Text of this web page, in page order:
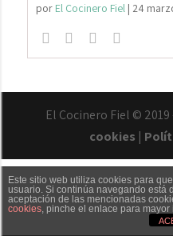
por El Cocinero Fiel| 24
El Cocinero Fiel ©
cookies |
Txaber Allué
Este sitio web utiliza cookies para
usuario. Si continúa navegando está
aceptación de las mencionadas
cookies, pinche el enlace para mayor